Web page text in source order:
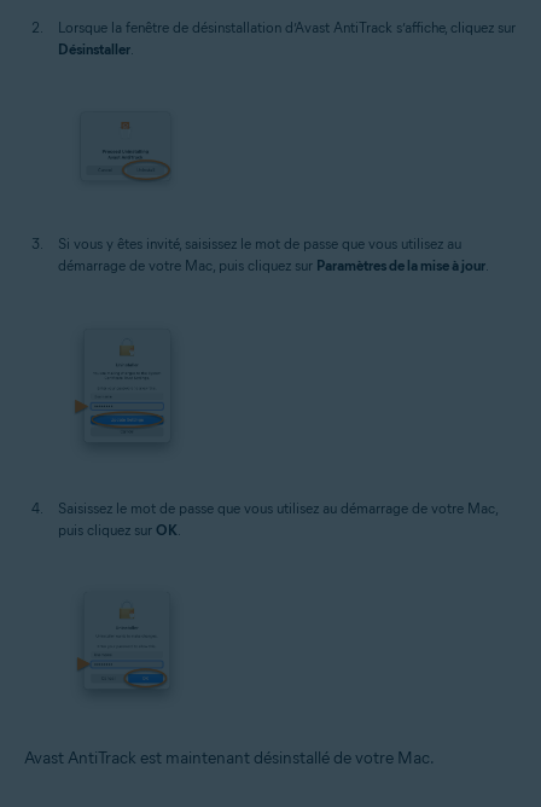
Lorsque la fenêtre de désinstallation d’Avast AntiTrack s’affiche, cliquez sur
Désinstaller.
Si vous y êtes invité, saisissez le mot de passe que vous utilisez au
démarrage de votre Mac, puis cliquez sur Paramètres de la mise à jour
Saisissez le mot de passe que vous utilisez au démarrage de votre Mac,
puis cliquez sur OK.
Avast AntiTrack est maintenant désinstallé de votre Mac.